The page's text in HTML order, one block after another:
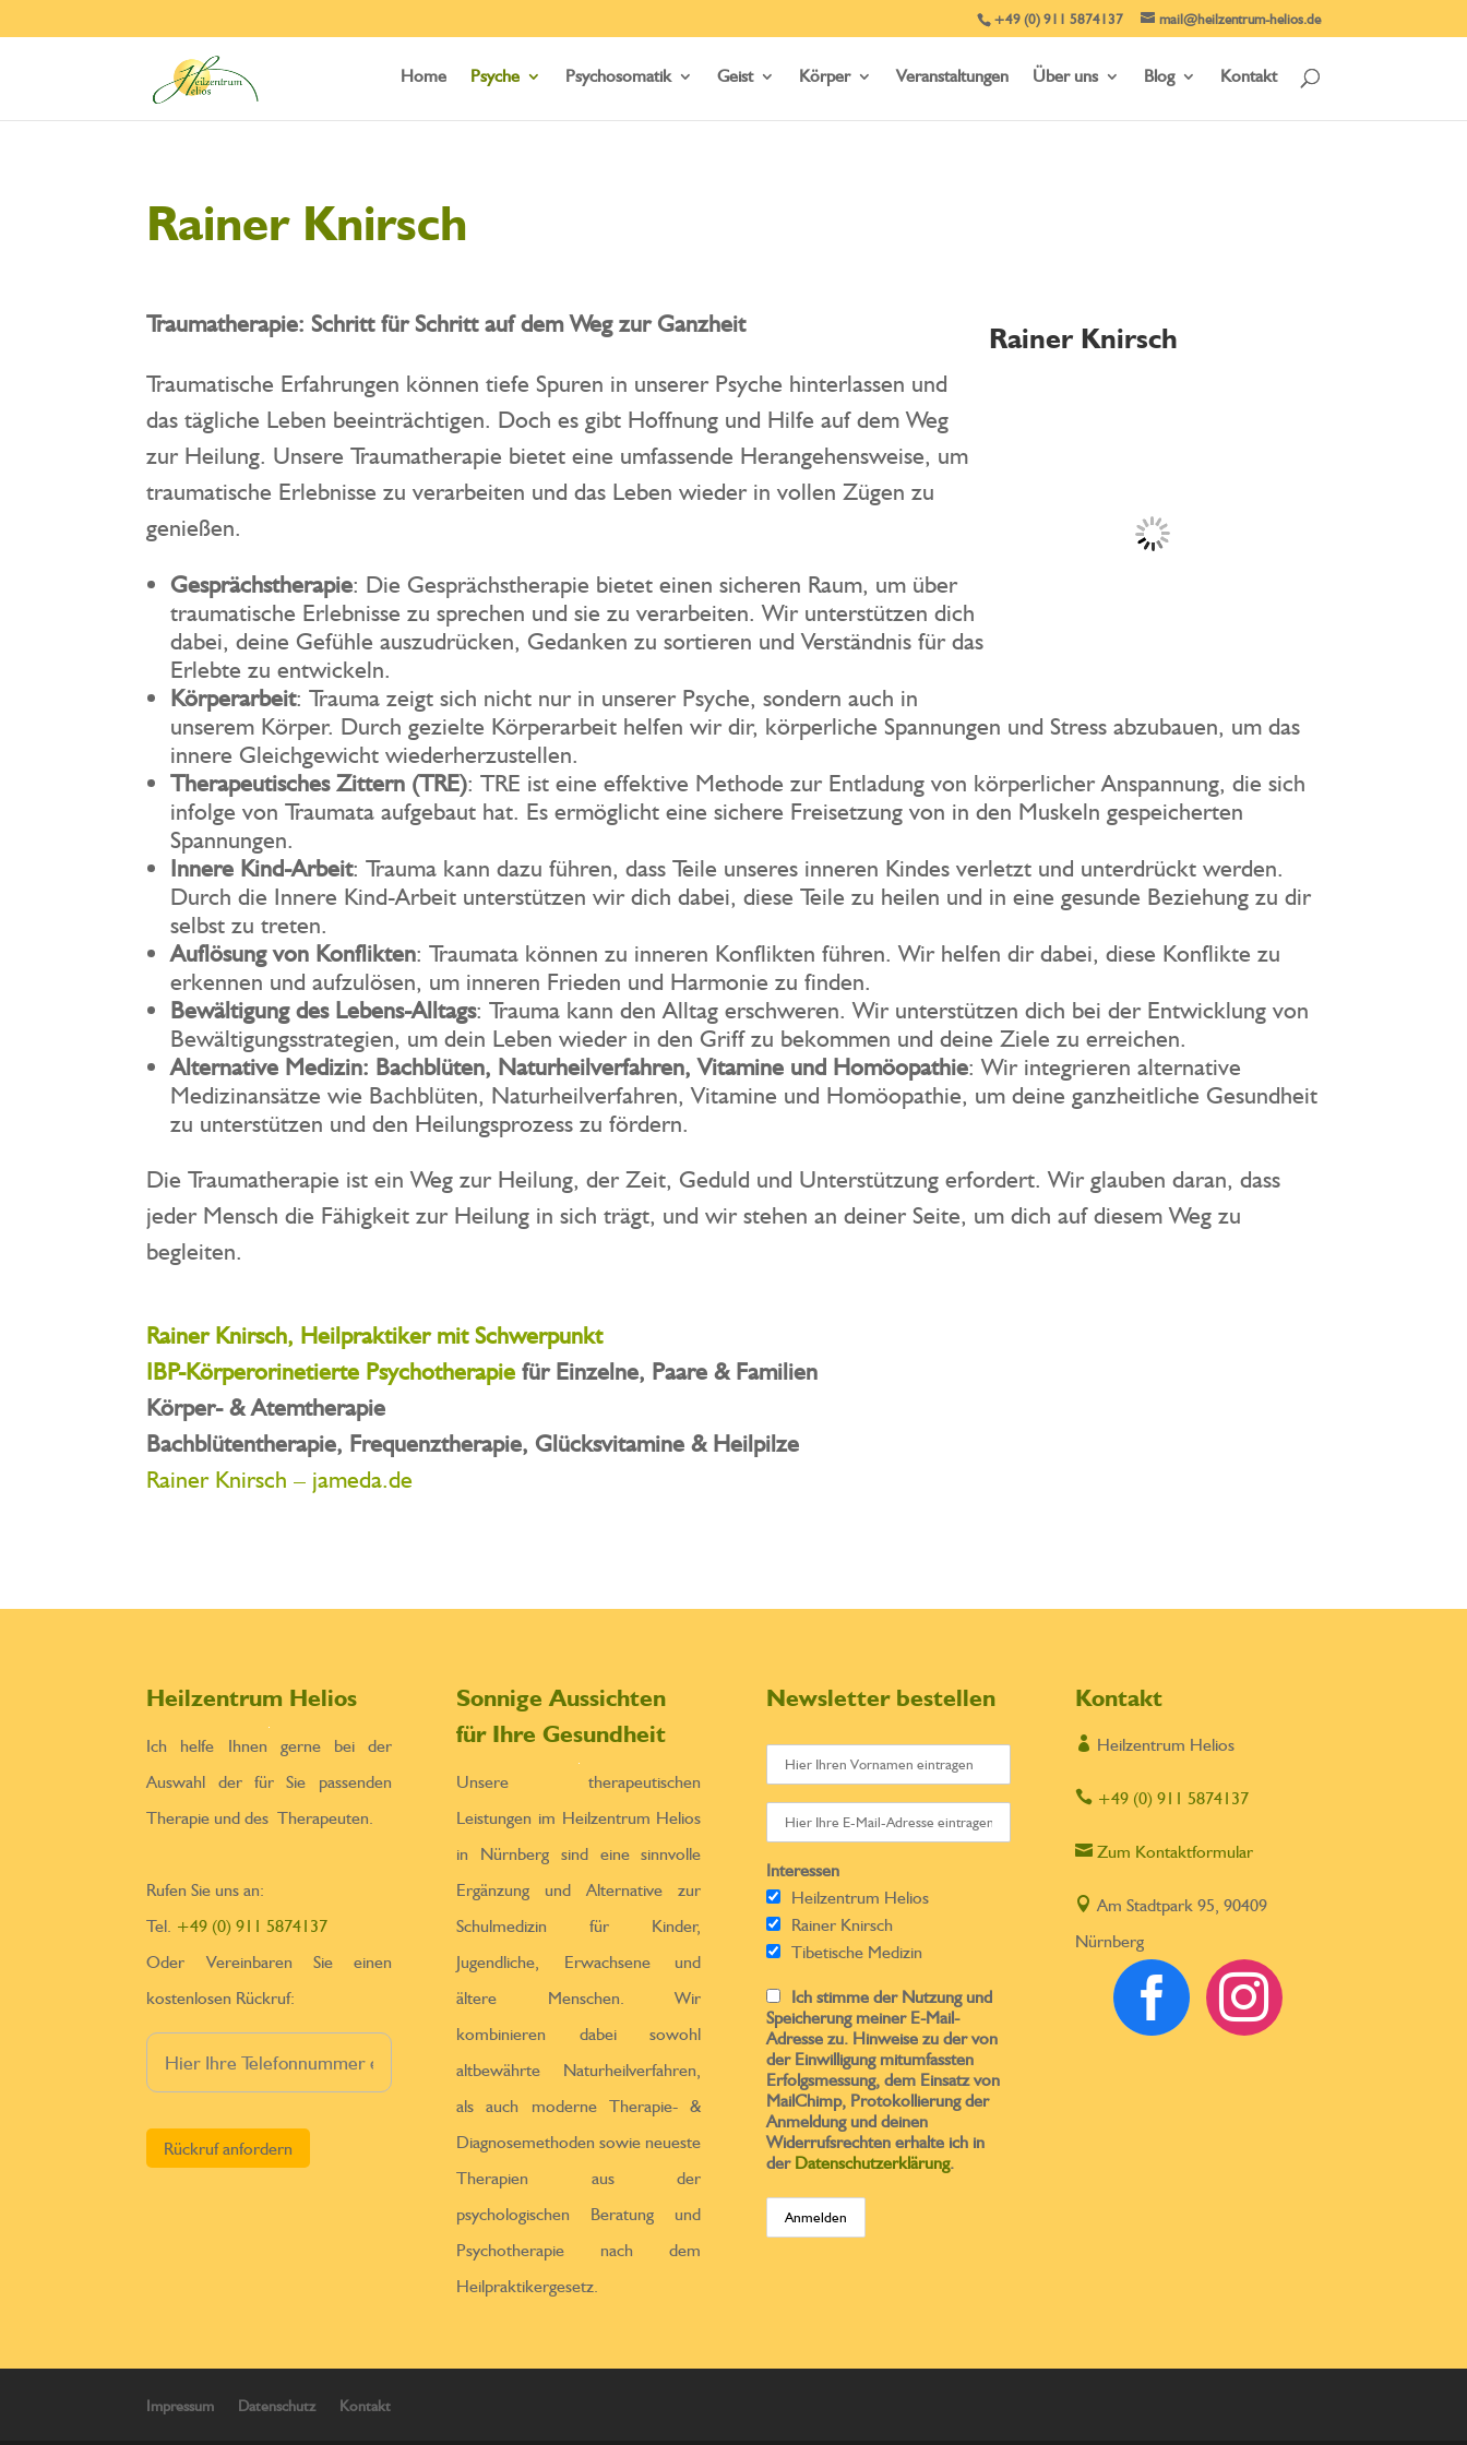
+49 (0) 911 5874137 mail@heilzentrum-helios.de
Home Psyche Psychosomatik Geist Körper Veranstaltungen Über uns Blog Kontakt
Rainer Knirsch
Rainer Knirsch
Traumatherapie: Schritt für Schritt auf dem Weg zur Ganzheit
Traumatische Erfahrungen können tiefe Spuren in unserer Psyche hinterlassen und
das tägliche Leben beeinträchtigen. Doch es gibt Hoffnung und Hilfe auf dem Weg
zur Heilung. Unsere Traumatherapie bietet eine umfassende Herangehensweise, um
traumatische Erlebnisse zu verarbeiten und das Leben wieder in vollen Zügen zu
genießen.
Gesprächstherapie: Die Gesprächstherapie bietet einen sicheren Raum, um über
traumatische Erlebnisse zu sprechen und sie zu verarbeiten. Wir unterstützen dich
dabei, deine Gefühle auszudrücken, Gedanken zu sortieren und Verständnis für das
Erlebte zu entwickeln.
Körperarbeit: Trauma zeigt sich nicht nur in unserer Psyche, sondern auch in
unserem Körper. Durch gezielte Körperarbeit helfen wir dir, körperliche Spannungen und Stress abzubauen, um das
innere Gleichgewicht wiederherzustellen.
Therapeutisches Zittern (TRE): TRE ist eine effektive Methode zur Entladung von körperlicher Anspannung, die sich
infolge von Traumata aufgebaut hat. Es ermöglicht eine sichere Freisetzung von in den Muskeln gespeicherten
Spannungen.
Innere Kind-Arbeit: Trauma kann dazu führen, dass Teile unseres inneren Kindes verletzt und unterdrückt werden.
Durch die Innere Kind-Arbeit unterstützen wir dich dabei, diese Teile zu heilen und in eine gesunde Beziehung zu dir
selbst zu treten.
Auflösung von Konflikten: Traumata können zu inneren Konflikten führen. Wir helfen dir dabei, diese Konflikte zu
erkennen und aufzulösen, um inneren Frieden und Harmonie zu finden.
Bewältigung des Lebens-Alltags: Trauma kann den Alltag erschweren. Wir unterstützen dich bei der Entwicklung von
Bewältigungsstrategien, um dein Leben wieder in den Griff zu bekommen und deine Ziele zu erreichen.
Alternative Medizin: Bachblüten, Naturheilverfahren, Vitamine und Homöopathie: Wir integrieren alternative
Medizinansätze wie Bachblüten, Naturheilverfahren, Vitamine und Homöopathie, um deine ganzheitliche Gesundheit
zu unterstützen und den Heilungsprozess zu fördern.
Die Traumatherapie ist ein Weg zur Heilung, der Zeit, Geduld und Unterstützung erfordert. Wir glauben daran, dass
jeder Mensch die Fähigkeit zur Heilung in sich trägt, und wir stehen an deiner Seite, um dich auf diesem Weg zu
begleiten.
Rainer Knirsch, Heilpraktiker mit Schwerpunkt
IBP-Körperorinetierte Psychotherapie für Einzelne, Paare & Familien
Körper- & Atemtherapie
Bachblütentherapie, Frequenztherapie, Glücksvitamine & Heilpilze
Rainer Knirsch – jameda.de
Heilzentrum Helios
Ich helfe Ihnen gerne bei der
Auswahl der für Sie passenden
Therapie und des Therapeuten.
Rufen Sie uns an:
Tel. +49 (0) 911 5874137
Oder Vereinbaren Sie einen
kostenlosen Rückruf:
Sonnige Aussichten
für Ihre Gesundheit
Unsere therapeutischen
Leistungen im Heilzentrum Helios
in Nürnberg sind eine sinnvolle
Ergänzung und Alternative zur
Schulmedizin für Kinder,
Jugendliche, Erwachsene und
ältere Menschen. Wir
kombinieren dabei sowohl
altbewährte Naturheilverfahren,
als auch moderne Therapie- &
Diagnosemethoden sowie neueste
Therapien aus der
psychologischen Beratung und
Psychotherapie nach dem
Heilpraktikergesetz.
Newsletter bestellen
Interessen
Heilzentrum Helios
Rainer Knirsch
Tibetische Medizin
Ich stimme der Nutzung und
Speicherung meiner E-Mail-
Adresse zu. Hinweise zu der von
der Einwilligung mitumfassten
Erfolgsmessung, dem Einsatz von
MailChimp, Protokollierung der
Anmeldung und deinen
Widerrufsrechten erhalte ich in
der Datenschutzerklärung.
Kontakt
 Heilzentrum Helios
 +49 (0) 911 5874137
 Zum Kontaktformular
 Am Stadtpark 95, 90409
Nürnberg
 
Impressum Datenschutz Kontakt